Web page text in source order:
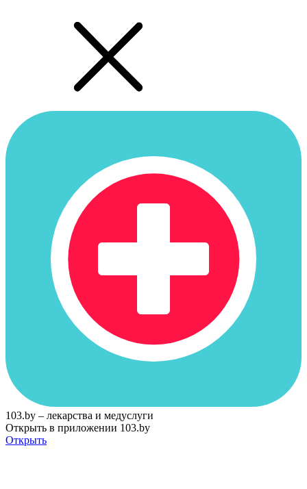
103.by – лекарства и медуслуги
Открыть в приложении 103.by
Открыть